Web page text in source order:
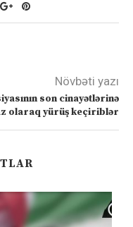
Növbəti yazı
son cinayətlərinə
olaraq yürüş keçiriblər